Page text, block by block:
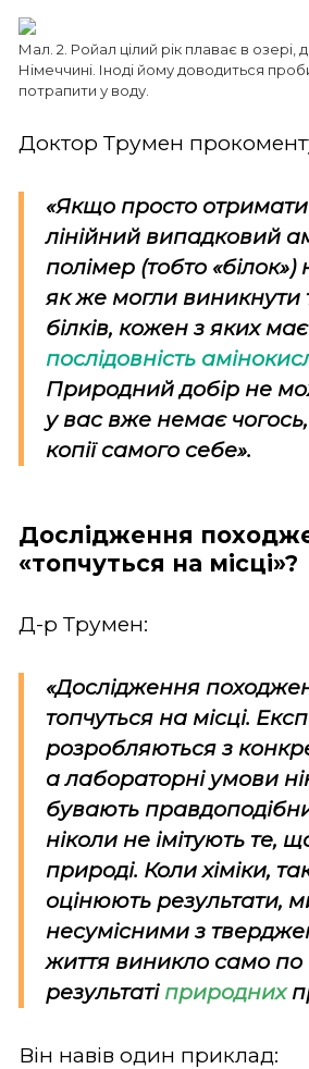
Мал. 2. Ройал цілий рік плаває в озері,
Німеччині. Іноді йому доводиться
потрапити у воду.
Доктор Трумен
«Якщо просто
лінійний випадковий
полімер (тобто
як же могли виникнути
білків, кожен з яких має
послідовність
Природний добір не
у вас вже немає
копії самого себе».
Дослідження
«топчуться на місці»?
Д-р Трумен:
«Дослідження
топчуться на місці.
розробляються з
а лабораторні умови
бувають
ніколи не імітують те,
природі. Коли хіміки,
оцінюють результати,
несумісними з
життя виникло само по
результаті природних
Він навів один приклад: